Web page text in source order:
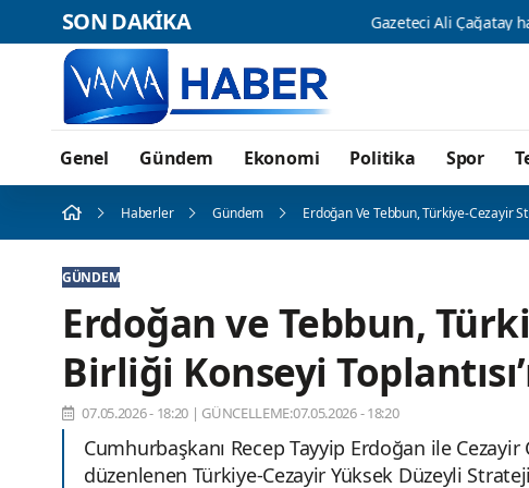
SON DAKİKA
Genel Gündem Ekonomi Politika Spor
Haberler Gündem Erdoğan Ve Tebbun, Türkiye-Cezayir
GÜNDEM
Erdoğan ve Tebbun,
Birliği Konseyi
07.05.2026 - 18:20 | GÜNCELLEME:07.05.2026 - 18:20
Cumhurbaşkanı Recep Tayyip Erdoğan ile
düzenlenen Türkiye-Cezayir Yüksek Düzeyli